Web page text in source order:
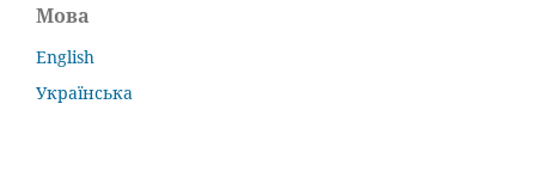
Мова
English
Українська